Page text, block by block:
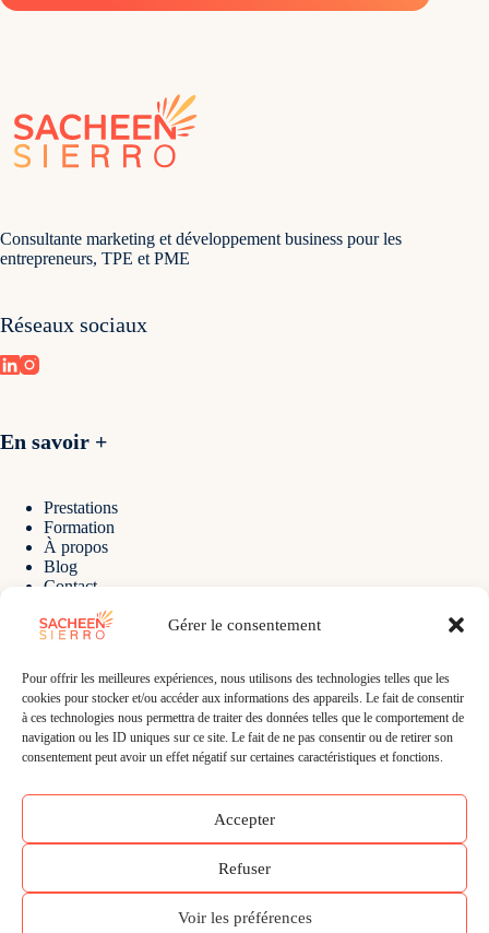
Gérer le consentement
Pour offrir les meilleures expériences, nous utilisons des technologies telles que les
cookies pour stocker et/ou accéder aux informations des appareils. Le fait de consentir
à ces technologies nous permettra de traiter des données telles que le comportement de
navigation ou les ID uniques sur ce site. Le fait de ne pas consentir ou de retirer son
consentement peut avoir un effet négatif sur certaines caractéristiques et fonctions.
Accepter
Refuser
Voir les préférences
Consultante marketing et développement business pour les
entrepreneurs, TPE et PME
Réseaux sociaux
En savoir +
Prestations
Formation
À propos
Blog
Contact
E-mail :
sacheen@sacheensierro.com
Téléphone :
Les Ateliers de La Côte
Rte de Pallatex 5
1163 Etoy - Vaud - Suisse
Tous droits réservés Sacheen Sierro 2020/2026 -